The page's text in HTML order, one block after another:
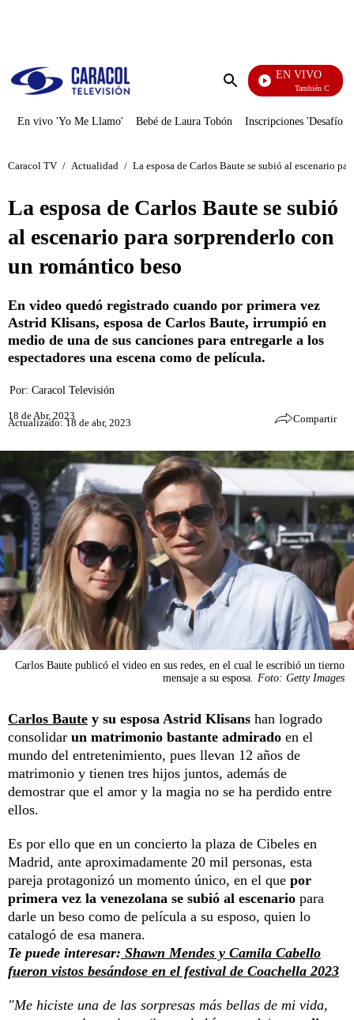
Enviar
EN VIVO
También Caerás
En vivo 'Yo Me Llamo' Bebé de Laura Tobón Inscripciones 'Desafío'
Caracol TV / Actualidad / La esposa de Carlos Baute se subió al escenario
La esposa de Carlos Baute se subió
al escenario para sorprenderlo con
un romántico beso
En video quedó registrado cuando por primera vez
Astrid Klisans, esposa de Carlos Baute, irrumpió en
medio de una de sus canciones para entregarle a los
espectadores una escena como de película.
Por: Caracol Televisión
18 de Abr, 2023
Actualizado: 18 de abr, 2023 Compartir
Carlos Baute publicó el video en sus redes, en el cual le escribió un tierno
mensaje a su esposa.
Foto: Getty Images
Carlos Baute y su esposa Astrid Klisans han logrado
consolidar un matrimonio bastante admirado en el
mundo del entretenimiento, pues llevan 12 años de
matrimonio y tienen tres hijos juntos, además de
demostrar que el amor y la magia no se ha perdido entre
ellos.
Es por ello que en un concierto la plaza de Cibeles en
Madrid, ante aproximadamente 20 mil personas, esta
pareja protagonizó un momento único, en el que por
primera vez la venezolana se subió al escenario para
darle un beso como de película a su esposo, quien lo
catalogó de esa manera.
Te puede interesar: Shawn Mendes y Camila Cabello
fueron vistos besándose en el festival de Coachella 2023
"Me hiciste una de las sorpresas más bellas de mi vida,